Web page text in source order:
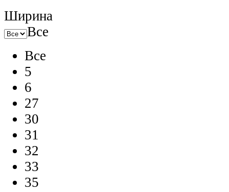
Ширина
Все
Все
5
6
27
30
31
32
33
35